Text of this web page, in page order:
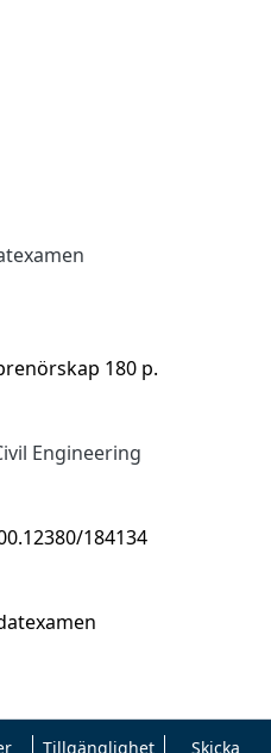
180 p.
Engineering
184134
Tillgänglighet Skicka